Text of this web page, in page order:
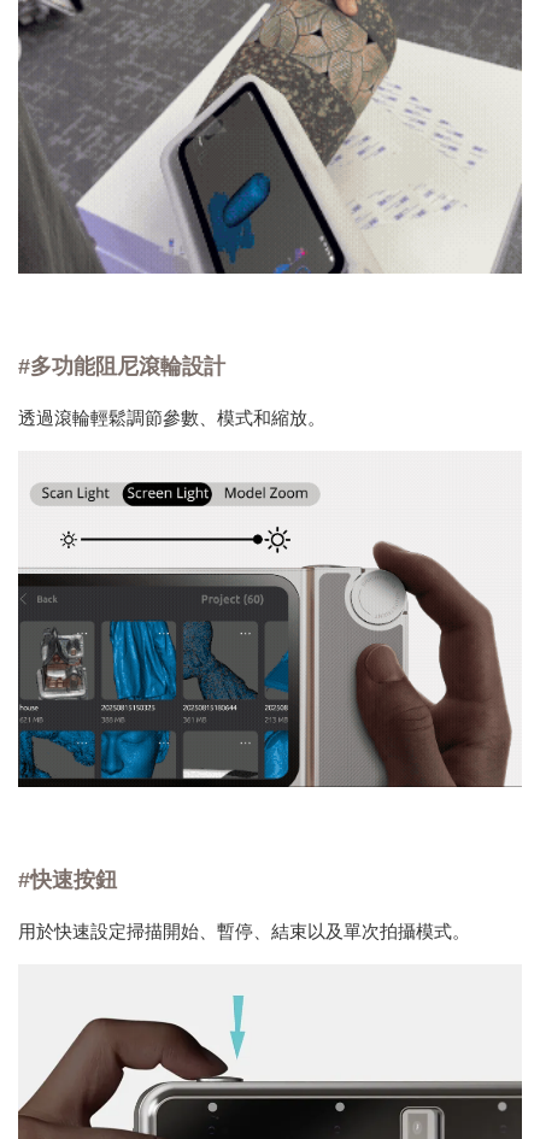
#多功能阻尼滾輪設計
透過滾輪輕鬆調節參數、模式和縮放。
#快速按鈕
用於快速設定掃描開始、暫停、結束以及單次拍攝模式。